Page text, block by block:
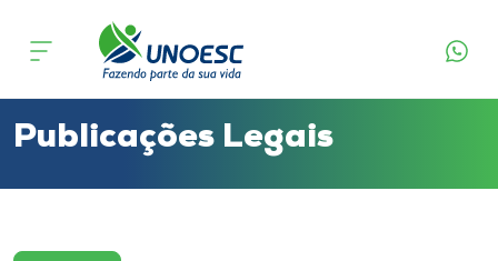
Cursos
Atendimento ao Estudante
Publicações Legais